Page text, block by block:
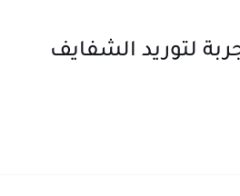
لتوريد الشفايف